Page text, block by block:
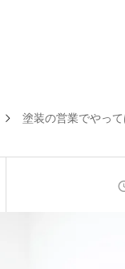
塗装の営業でやっ